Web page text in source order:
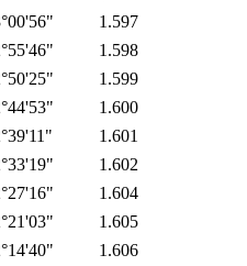
00'56"
1.597
55'46"
1.598
50'25"
1.599
44'53"
1.600
39'11"
1.601
33'19"
1.602
27'16"
1.604
21'03"
1.605
14'40" 1.606